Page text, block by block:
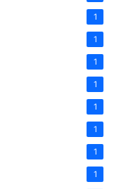
1
1
1
1
1
1
1
1